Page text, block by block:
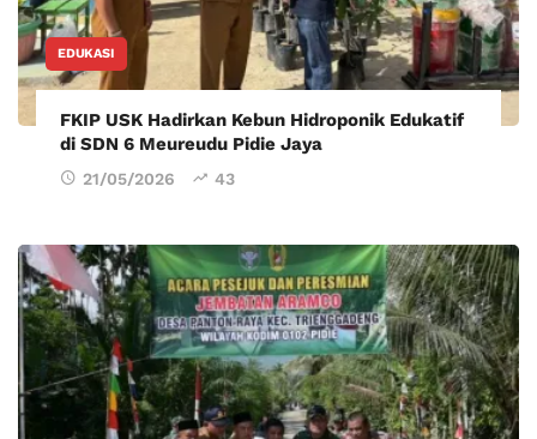
EDUKASI
FKIP USK Hadirkan Kebun Hidroponik Edukatif
di SDN 6 Meureudu Pidie Jaya
21/05/2026 43